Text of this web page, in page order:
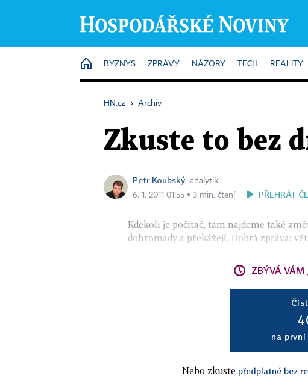
HOME
BYZNYS ZPRÁVY NÁZORY TECH REALITY
HN.cz › Archiv
Zkuste to bez
Petr Koubský analytik
6. 1. 2011 01:55 ▪ 3 min. čtení
PŘEHRÁT
Kdekoli je počítač, tam najdeme také
dohromady a překážejí. Dobrá zpráva:
ZBÝVÁ VÁM
na
Nebo zkuste předplatné bez